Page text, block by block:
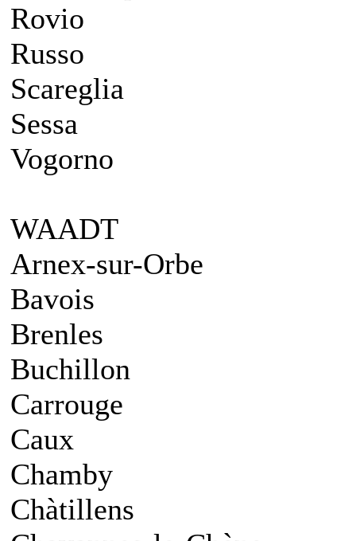
Rovio
Russo
Scareglia
Sessa
Vogorno
WAADT
Arnex-sur-Orbe
Bavois
Brenles
Buchillon
Carrouge
Caux
Chamby
Chàtillens